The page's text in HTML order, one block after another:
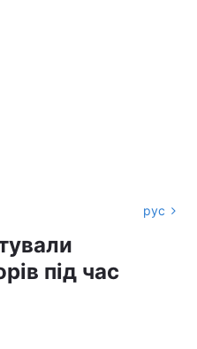
рус
під час